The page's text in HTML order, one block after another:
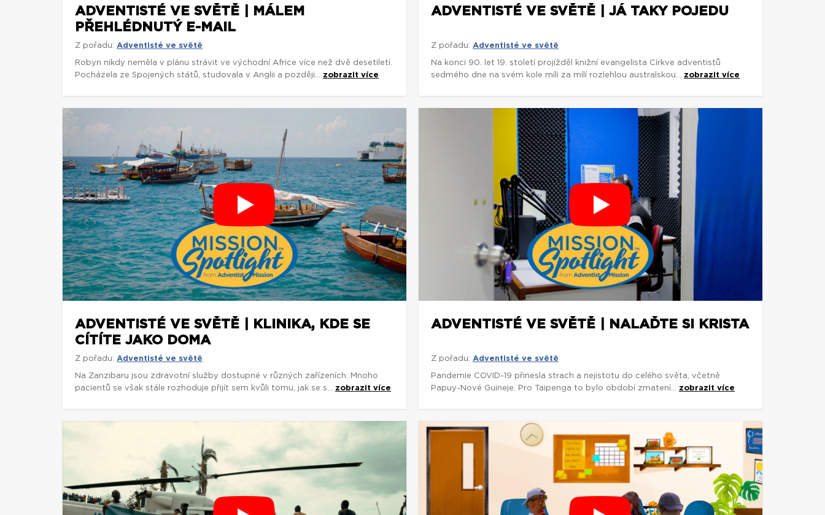
ADVENTISTÉ VE SVĚTĚ | MÁLEM
PŘEHLÉDNUTÝ E-MAIL
Z pořadu: Adventisté ve světě
Robyn nikdy neměla v plánu strávit ve východní Africe více než dvě desetiletí.
Pocházela ze Spojených států, studovala v Anglii a později... zobrazit více
ADVENTISTÉ VE SVĚTĚ | JÁ TAKY POJEDU
Z pořadu: Adventisté ve světě
Na konci 90. let 19. století projížděl knižní evangelista Církve adventistů
sedmého dne na svém kole míli za mílí rozlehlou australskou... zobrazit více
ADVENTISTÉ VE SVĚTĚ | KLINIKA, KDE SE
CÍTÍTE JAKO DOMA
Z pořadu: Adventisté ve světě
Na Zanzibaru jsou zdravotní služby dostupné v různých zařízeních. Mnoho
pacientů se však stále rozhoduje přijít sem kvůli tomu, jak se s... zobrazit více
ADVENTISTÉ VE SVĚTĚ | NALAĎTE SI KRISTA
Z pořadu: Adventisté ve světě
Pandemie COVID-19 přinesla strach a nejistotu do celého světa, včetně
Papuy-Nové Guineje. Pro Taipenga to bylo období zmatení... zobrazit více